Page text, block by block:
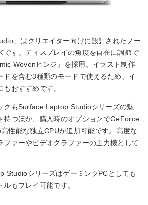
」はクリエイター向けに設計されたノー
です。ディスプレイの角度を自在に調節で
Wovenヒンジ」を採用。イラスト制作
ドを含む3種類のモードで使えるため、イ
おすすめです。
クもSurface Laptop Studioシリーズの魅
持つほか、購入時のオプションでGeForce
性能な独立GPUが追加可能です。高度な
ファーやビデオグラファーの主力機として
StudioシリーズはゲーミングPCとしても
もプレイ可能です。